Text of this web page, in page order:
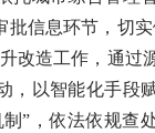
信息环节，切
改造工作，通过
，以智能化手段
”，依法依规查